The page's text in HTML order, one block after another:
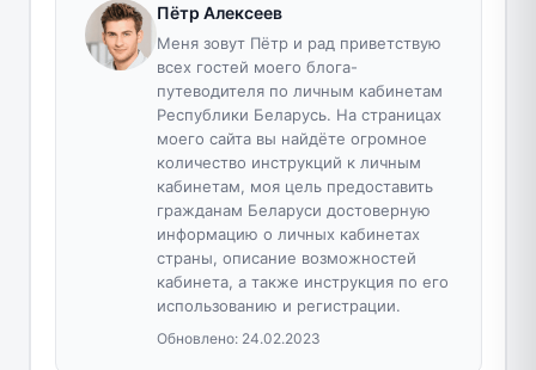
Пётр Алексеев
Меня зовут Пётр и рад приветствую
всех гостей моего блога-
путеводителя по личным кабинетам
Республики Беларусь. На страницах
моего сайта вы найдёте огромное
количество инструкций к личным
кабинетам, моя цель предоставить
гражданам Беларуси достоверную
информацию о личных кабинетах
страны, описание возможностей
кабинета, а также инструкция по его
использованию и регистрации.
Обновлено: 24.02.2023